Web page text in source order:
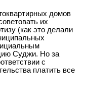
домов
их
(как это делали
Суджи. Но за
с
платить все